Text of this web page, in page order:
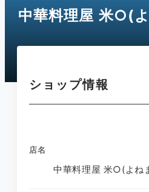
中華料理屋 米○(
ショップ情報
店名
中華料理屋 米○(よね